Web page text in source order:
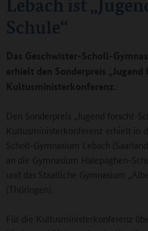
Schule“
Das Geschwister-Scholl-
erhielt den Sonderpreis
Kultusministerkonferenz.
Den Sonderpreis „Jugend forscht-
Kultusministerkonferenz erhielt in
Scholl-Gymnasium Lebach
an die Gymnasium Halepaghen-
und das Staatliche Gymnasium
(Thüringen).
Für die Kultusministerkonferenz